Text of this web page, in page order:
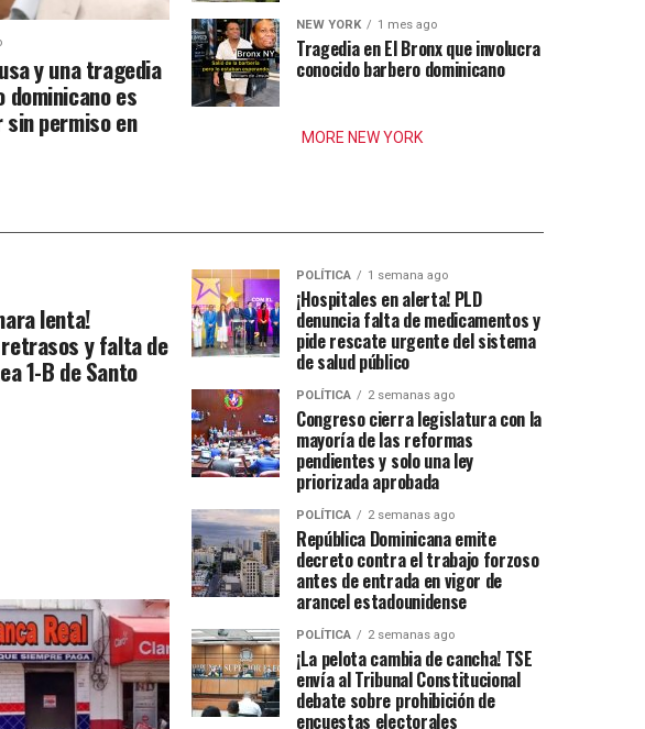
y una tragedia
dominicano es
permiso en
NEW YORK 1 mes ago
Tragedia en El Bronx que involucra
conocido barbero dominicano
MORE NEW YORK
lenta!
y falta de
1-B de Santo
POLÍTICA 1 semana ago
¡Hospitales en alerta! PLD
denuncia falta de medicamentos y
pide rescate urgente del sistema
de salud público
POLÍTICA 2 semanas ago
Congreso cierra legislatura con la
mayoría de las reformas
pendientes y solo una ley
priorizada aprobada
POLÍTICA 2 semanas ago
República Dominicana emite
decreto contra el trabajo forzoso
antes de entrada en vigor de
arancel estadounidense
POLÍTICA 2 semanas ago
¡La pelota cambia de cancha! TSE
envía al Tribunal Constitucional
debate sobre prohibición de
encuestas electorales